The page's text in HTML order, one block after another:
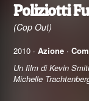
Poliziotti
(Cop Out)
2010 · Azione ·
Un film di Kevin
Michelle